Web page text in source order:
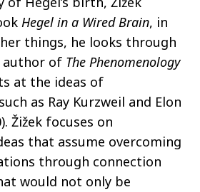
Hegel in a Wired Brain, in
things, he looks through
of The Phenomenology
at the ideas of
as Ray Kurzweil and Elon
Žižek focuses on
that assume overcoming
through connection
would not only be